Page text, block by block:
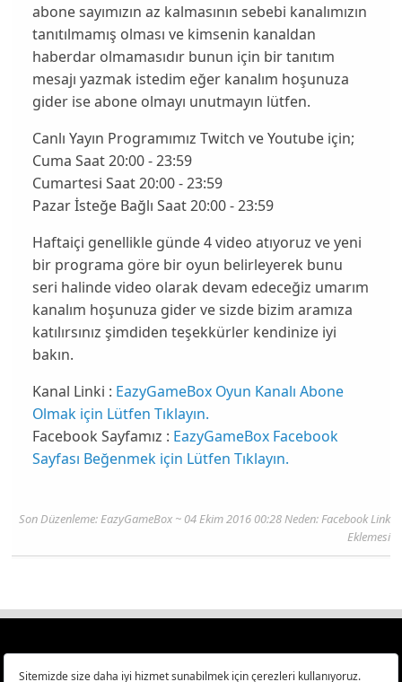
abone sayımızın az kalmasının sebebi kanalımızın
tanıtılmamış olması ve kimsenin kanaldan
haberdar olmamasıdır bunun için bir tanıtım
mesajı yazmak istedim eğer kanalım hoşunuza
gider ise abone olmayı unutmayın lütfen.
Canlı Yayın Programımız Twitch ve Youtube için;
Cuma Saat 20:00 - 23:59
Cumartesi Saat 20:00 - 23:59
Pazar İsteğe Bağlı Saat 20:00 - 23:59
Haftaiçi genellikle günde 4 video atıyoruz ve yeni
bir programa göre bir oyun belirleyerek bunu
seri halinde video olarak devam edeceğiz umarım
kanalım hoşunuza gider ve sizde bizim aramıza
katılırsınız şimdiden teşekkürler kendinize iyi
bakın.
Kanal Linki : EazyGameBox Oyun Kanalı Abone
Olmak için Lütfen Tıklayın.
Facebook Sayfamız : EazyGameBox Facebook
Sayfası Beğenmek için Lütfen Tıklayın.
Son Düzenleme:EazyGameBox~ 04 Ekim 2016 00:28 Neden: Facebook Link
Eklemesi